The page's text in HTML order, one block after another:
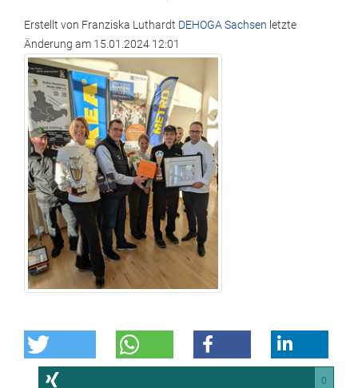
Erstellt von Franziska Luthardt DEHOGA Sachsen letzte
Änderung am 15.01.2024 12:01
0